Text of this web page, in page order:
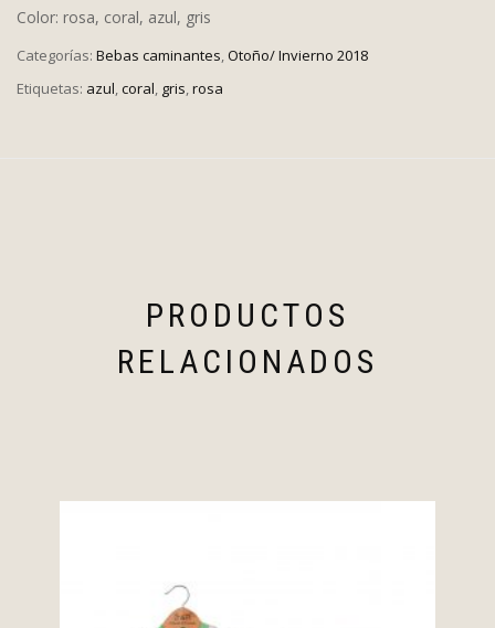
Color: rosa, coral, azul, gris
Categorías: Bebas caminantes Otoño/ Invierno 2018
Etiquetas: azul,coral, gris,rosa
PRODUCTOS
RELACIONADOS